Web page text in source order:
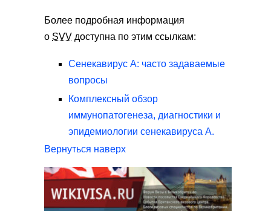
Более подробная информация
о SVV доступна по этим ссылкам:
Сенекавирус А: часто задаваемые
вопросы
Комплексный обзор
иммунопатогенеза, диагностики и
эпидемиологии сенекавируса А.
Вернуться наверх